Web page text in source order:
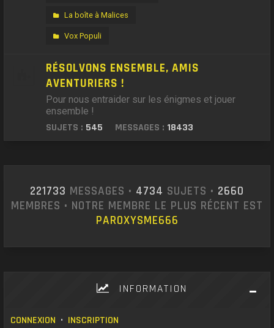
La boîte à Malices
Vox Populi
RÉSOLVONS ENSEMBLE, AMIS
AVENTURIERS !
Pour nous entraider sur les énigmes et jouer
ensemble !
SUJETS : 545 MESSAGES : 18433
221733 MESSAGES • 4734 SUJETS • 2660
MEMBRES • NOTRE MEMBRE LE PLUS RÉCENT EST
PAROXYSME666
INFORMATION
CONNEXION • INSCRIPTION